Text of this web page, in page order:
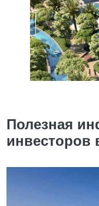
Полезная
инвесторов